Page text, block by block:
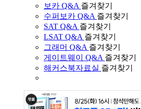
보카 Q&A 즐겨찾기
수퍼보카 Q&A 즐겨찾기
SAT Q&A 즐겨찾기
LSAT Q&A 즐겨찾기
그래머 Q&A 즐겨찾기
게이트웨이 Q&A 즐겨찾기
해커스북자료실 즐겨찾기